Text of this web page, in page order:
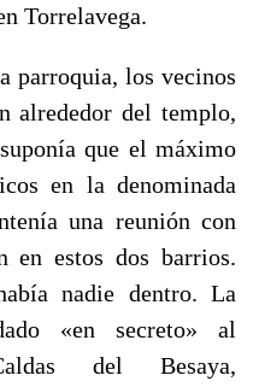
Torrelavega.
parroquia, los vecinos
alrededor del templo,
que el máximo
en la denominada
una reunión con
en estos dos barrios.
nadie dentro. La
«en secreto» al
del Besaya,